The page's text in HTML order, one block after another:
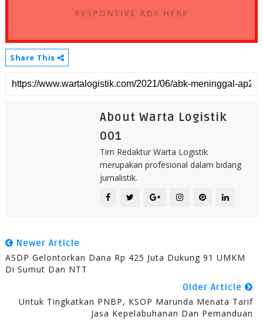
RESPONSIVE ADS HERE
Share This
About Warta Logistik
001
Tim Redaktur Warta Logistik
merupakan profesional dalam bidang
jurnalistik.
Newer Article
ASDP Gelontorkan Dana Rp 425 Juta Dukung 91 UMKM
Di Sumut Dan NTT
Older Article
Untuk Tingkatkan PNBP, KSOP Marunda Menata Tarif
Jasa Kepelabuhanan Dan Pemanduan